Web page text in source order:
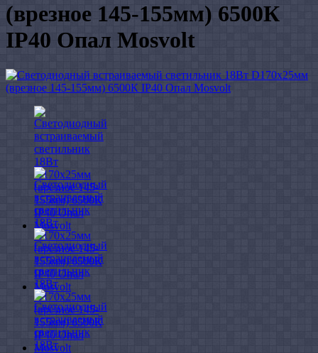
(врезное 145-155мм) 6500К
IP40 Опал Mosvolt